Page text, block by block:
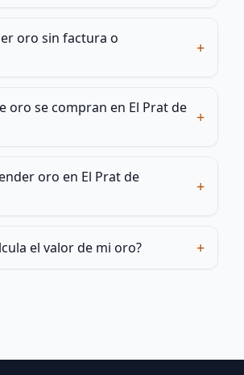
oro sin factura o
+
oro se compran en El Prat de +
oro en El Prat de
+
el valor de mi oro? +